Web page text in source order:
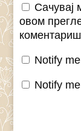
Сачувај
овом
Notify
Notify